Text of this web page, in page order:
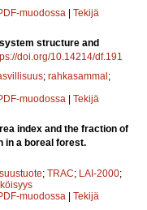
muodossa | Tekijä
structure and
doi.org/10.14214/df.191
; rahkasammal;
muodossa | Tekijä
index and the fraction of
in a boreal forest.
; TRAC; LAI-2000;
muodossa | Tekijä